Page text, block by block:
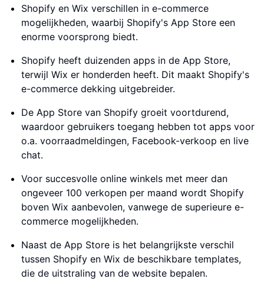
Shopify en Wix verschillen in e-commerce
mogelijkheden, waarbij Shopify's App Store een
enorme voorsprong biedt.
Shopify heeft duizenden apps in de App Store,
terwijl Wix er honderden heeft. Dit maakt Shopify's
e-commerce dekking uitgebreider.
De App Store van Shopify groeit voortdurend,
waardoor gebruikers toegang hebben tot apps voor
o.a. voorraadmeldingen, Facebook-verkoop en live
chat.
Voor succesvolle online winkels met meer dan
ongeveer 100 verkopen per maand wordt Shopify
boven Wix aanbevolen, vanwege de superieure e-
commerce mogelijkheden.
Naast de App Store is het belangrijkste verschil
tussen Shopify en Wix de beschikbare templates,
die de uitstraling van de website bepalen.